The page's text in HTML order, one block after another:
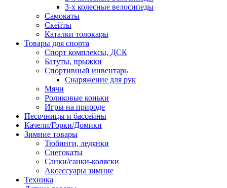
3-х колесные велосипеды
Самокаты
Скейты
Каталки толокары
Товары для спорта
Спорт комплексы, ДСК
Батуты, прыжки
Спортивный инвентарь
Снаряжение для рук
Мячи
Роликовые коньки
Игры на природе
Песочницы и бассейны
Качели/Горки/Домики
Зимние товары
Тюбинги, ледянки
Снегокаты
Санки/санки-коляски
Аксессуары зимние
Техника